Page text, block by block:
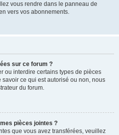
vous rendre dans le panneau de
vers vos abonnements.
sur ce forum ?
ou interdire certains types de pièces
savoir ce qui est autorisé ou non, nous
du forum.
pièces jointes ?
que vous avez transférées, veuillez